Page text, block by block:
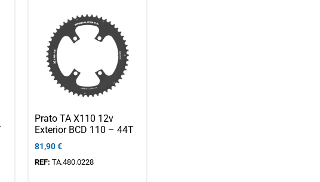
Prato TA X110 12v
Exterior BCD 110 – 44T
81,90€
REF: TA.480.0228